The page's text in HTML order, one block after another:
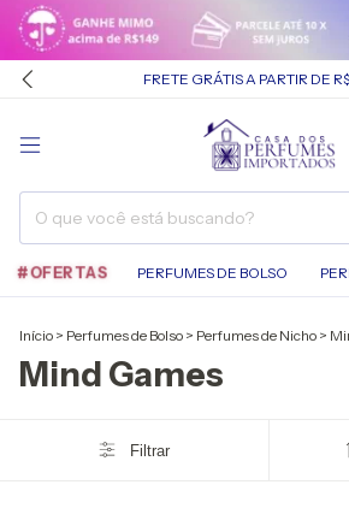
FRETE GRÁTIS A PARTIR DE
#OFERTAS PERFUMES DE BOLSO
Início > Perfumes de Bolso > Perfumes de Nicho >
Mind Games
Filtrar